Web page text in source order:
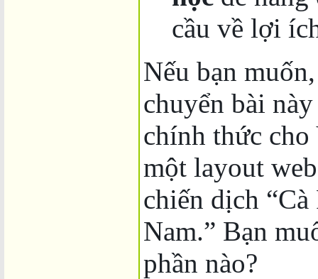
cầu về lợi
Nếu bạn
chuyển bài
chính thức
một layout
chiến dịch
Nam.” Bạn
phần nào?